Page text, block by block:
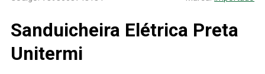
Sanduicheira Elétrica Preta
Unitermi